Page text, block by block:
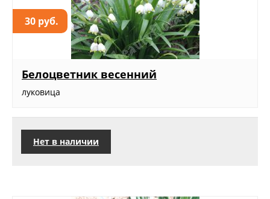
30 руб.
Белоцветник весенний
луковица
Нет в наличии